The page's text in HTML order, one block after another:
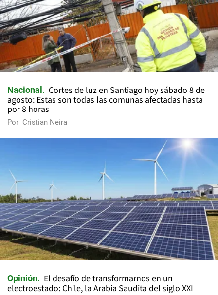
Nacional
Cortes de luz en Santiago hoy sábado 8 de
agosto: Estas son todas las comunas afectadas hasta
por 8 horas
Por Cristian Neira
Opinión
El desafío de transformarnos en un
electroestado: Chile, la Arabia Saudita del siglo XXI